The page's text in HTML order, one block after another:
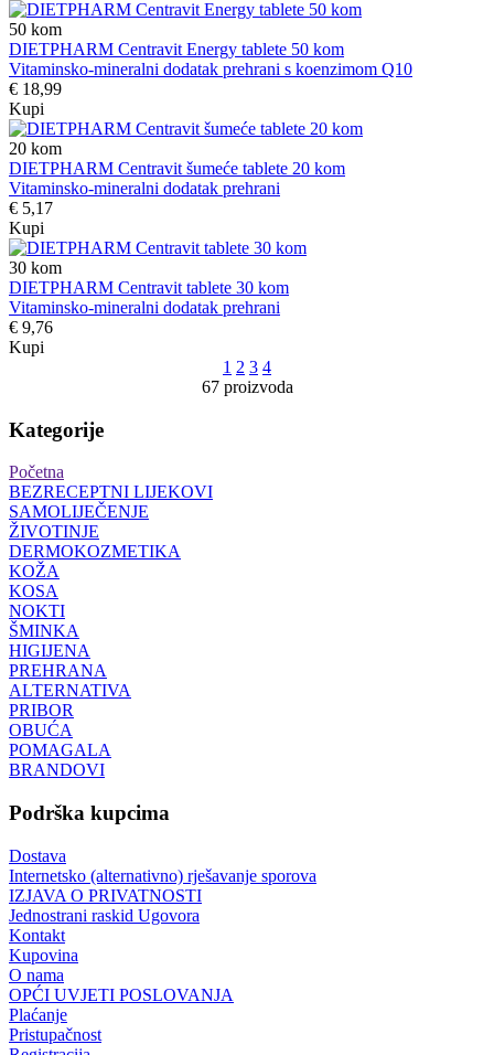
50 kom
DIETPHARM Centravit Energy tablete 50 kom
Vitaminsko-mineralni dodatak prehrani s koenzimom Q10
€ 18,99
Kupi
20 kom
DIETPHARM Centravit šumeće tablete 20 kom
Vitaminsko-mineralni dodatak prehrani
€ 5,17
Kupi
30 kom
DIETPHARM Centravit tablete 30 kom
Vitaminsko-mineralni dodatak prehrani
€ 9,76
Kupi
1 2 3 4
67 proizvoda
Kategorije
Početna
BEZRECEPTNI LIJEKOVI
SAMOLIJEČENJE
ŽIVOTINJE
DERMOKOZMETIKA
KOŽA
KOSA
NOKTI
ŠMINKA
HIGIJENA
PREHRANA
ALTERNATIVA
PRIBOR
OBUĆA
POMAGALA
BRANDOVI
Podrška kupcima
Dostava
Internetsko (alternativno) rješavanje sporova
IZJAVA O PRIVATNOSTI
Jednostrani raskid Ugovora
Kontakt
Kupovina
O nama
OPĆI UVJETI POSLOVANJA
Plaćanje
Pristupačnost